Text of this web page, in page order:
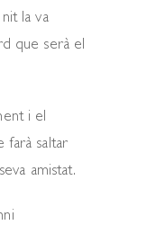
la va
que serà el
i el
farà saltar
amistat.